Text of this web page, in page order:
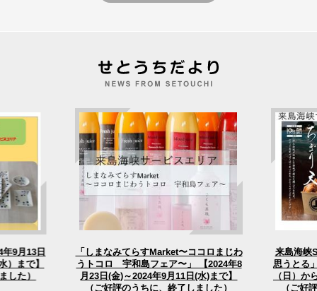
9月13日
）まで】
した）
「しまなみてらすMarket〜ココロまじわ
うトコロ 宇和島フェア〜」 【2024年8
月23日(金)～2024年9月11日(水)まで】
（ご好評のうちに、終了しました）
来島海峡
思うとる
（日）か
（ご好